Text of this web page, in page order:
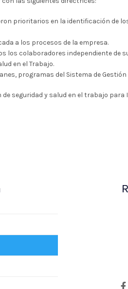
prioritarios en la identificación de
a los procesos de la empresa.
los colaboradores independiente de
en el Trabajo.
programas del Sistema de Gestión
seguridad y salud en el trabajo para